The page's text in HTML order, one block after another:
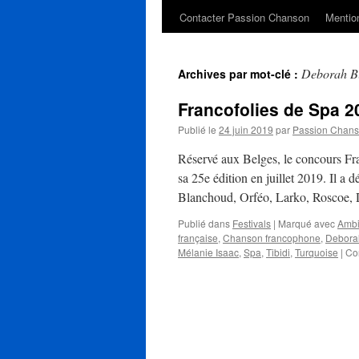
Contacter Passion Chanson
Archives par mot-clé : Deborah
Francofolies de Spa
Publié le 24 juin 2019 par Passion
Réservé aux Belges, le concours
sa 25e édition en juillet 2019. Il a
Blanchoud, Orféo, Larko,
Publié dans Festivals | Marqué avec
française, Chanson francophone,
Mélanie Isaac, Spa, Tibidi, Turquoise |